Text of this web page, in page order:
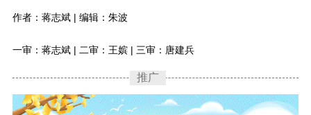
作者：蒋志斌 | 编辑：朱波
一审：蒋志斌 | 二审：王嫔 | 三审：唐建兵
推广